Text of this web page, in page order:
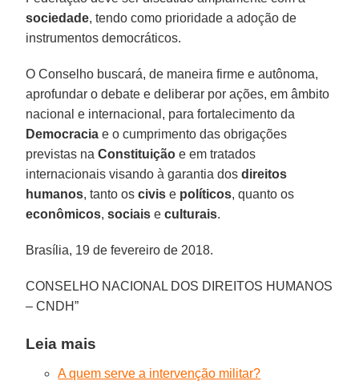
sociedade, tendo como prioridade a adoção de
instrumentos democráticos.
O Conselho buscará, de maneira firme e autônoma,
aprofundar o debate e deliberar por ações, em âmbito
nacional e internacional, para fortalecimento da
Democracia e o cumprimento das obrigações
previstas naConstituição e em tratados
internacionais visando à garantia dosdireitos
humanos, tanto oscivis e políticos, quanto os
econômicos,sociais eculturais.
Brasília, 19 de fevereiro de 2018.
CONSELHO NACIONAL DOS DIREITOS HUMANOS
– CNDH”
Leia mais
A quem serve a intervenção militar?